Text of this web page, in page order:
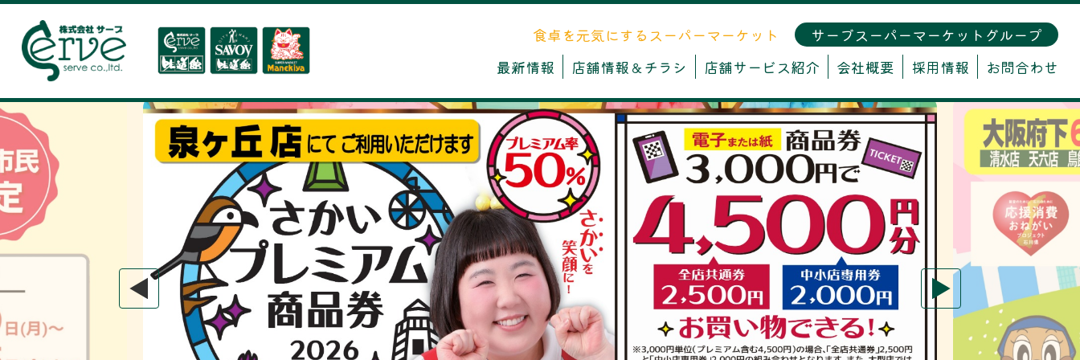
最新情報 店舗情報＆チラシ 店舗サービス紹介 会社概要 採用情報 お問合わせ
食卓を元気にするスーパーマーケット サーブスーパーマーケットグループ